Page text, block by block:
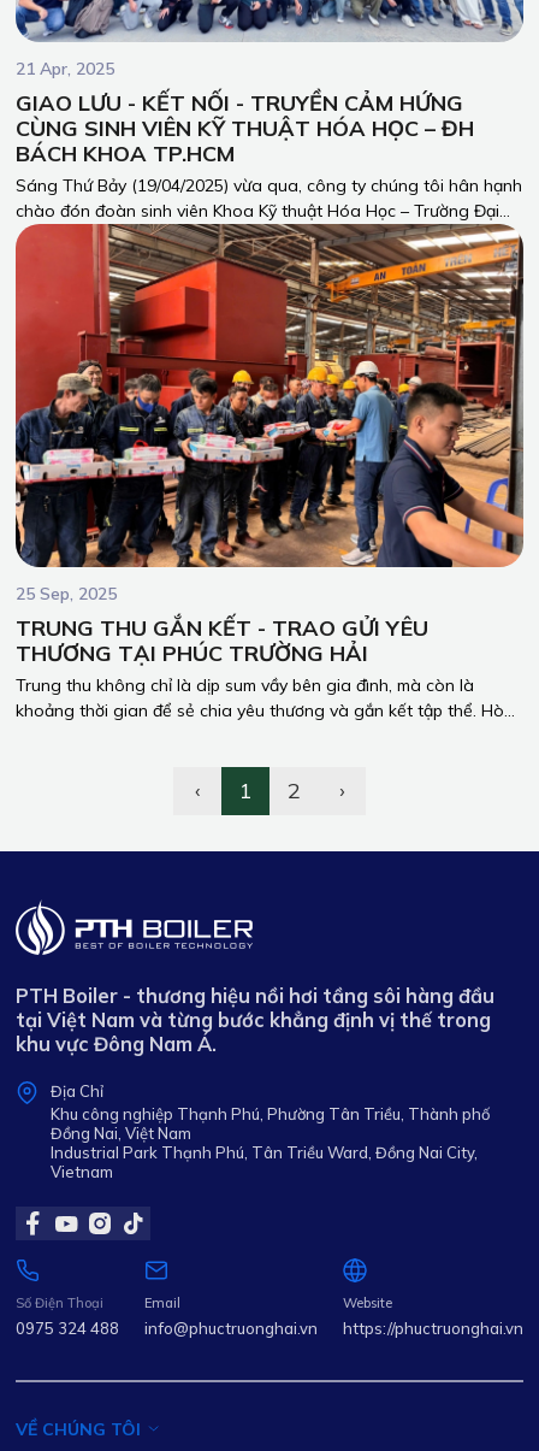
21 Apr, 2025
GIAO LƯU - KẾT NỐI - TRUYỀN CẢM HỨNG
CÙNG SINH VIÊN KỸ THUẬT HÓA HỌC – ĐH
BÁCH KHOA TP.HCM
Sáng Thứ Bảy (19/04/2025) vừa qua, công ty chúng tôi hân hạnh
chào đón đoàn sinh viên Khoa Kỹ thuật Hóa Học – Trường Đại
học Bách Khoa – Đại học Quốc gia TP.HCM đến tham quan và
giao lưu tại nhà xưởng Phúc Trường Hải.
25 Sep, 2025
TRUNG THU GẮN KẾT - TRAO GỬI YÊU
THƯƠNG TẠI PHÚC TRƯỜNG HẢI
Trung thu không chỉ là dịp sum vầy bên gia đình, mà còn là
khoảng thời gian để sẻ chia yêu thương và gắn kết tập thể. Hòa
toàn thể anh em công nhân.
‹ 1 2 ›
PTH Boiler - thương hiệu nồi hơi tầng sôi hàng đầu
tại Việt Nam và từng bước khẳng định vị thế trong
khu vực Đông Nam Á.
Địa Chỉ
Khu công nghiệp Thạnh Phú, Phường Tân Triều, Thành phố
Đồng Nai, Việt Nam
Industrial Park Thạnh Phú, Tân Triều Ward, Đồng Nai City,
Vietnam
Số Điện Thoại
0975 324 488
Email
info@phuctruonghai.vn
Website
https://phuctruonghai.vn
VỀ CHÚNG TÔI